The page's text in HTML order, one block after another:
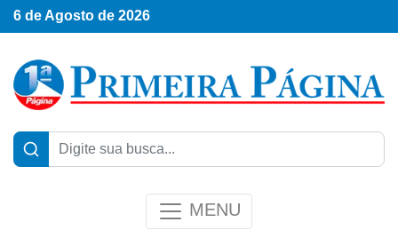
6 de Agosto de 2026
MENU